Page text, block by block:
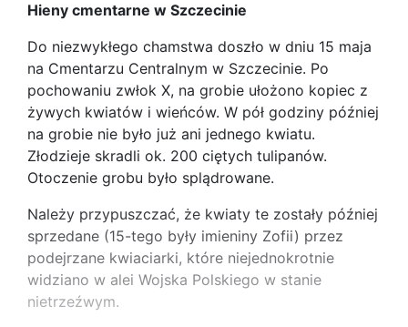
Hieny cmentarne w Szczecinie
Do niezwykłego chamstwa doszło w dniu 15 maja
na Cmentarzu Centralnym w Szczecinie. Po
pochowaniu zwłok X, na grobie ułożono kopiec z
żywych kwiatów i wieńców. W pół godziny później
na grobie nie było już ani jednego kwiatu.
Złodzieje skradli ok. 200 ciętych tulipanów.
Otoczenie grobu było splądrowane.
Należy przypuszczać, że kwiaty te zostały później
sprzedane (15-tego były imieniny Zofii) przez
podejrzane kwiaciarki, które niejednokrotnie
widziano w alei Wojska Polskiego w stanie
nietrzeźwym.